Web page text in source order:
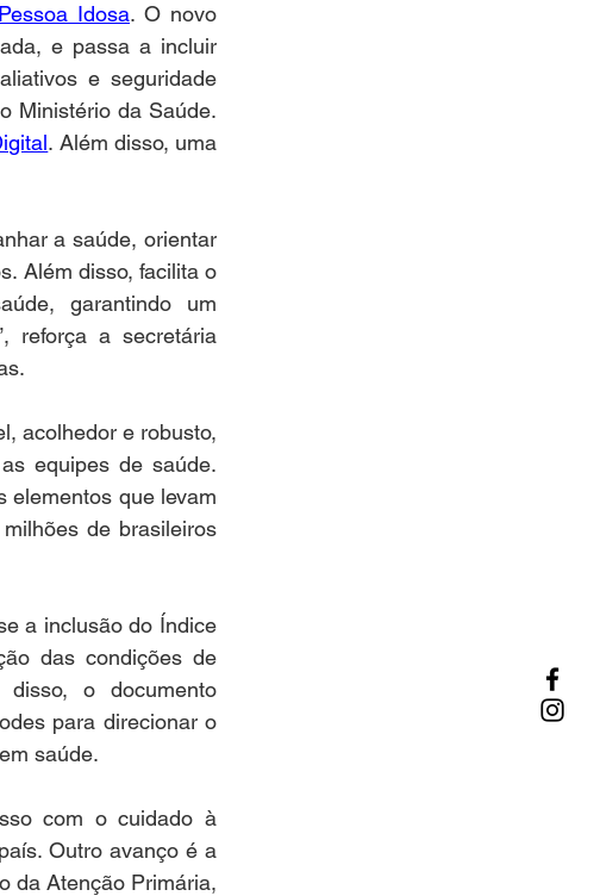
Idosa. O novo
e passa a incluir
e seguridade
Ministério da Saúde.
. Além disso, uma
a saúde, orientar
Além disso, facilita o
garantindo um
reforça a secretária
acolhedor e robusto,
equipes de saúde.
elementos que levam
de brasileiros
a inclusão do Índice
das condições de
disso, o documento
para direcionar o
saúde.
com o cuidado à
Outro avanço é a
da Atenção Primária,